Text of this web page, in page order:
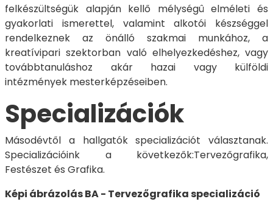
felkészültségük alapján kellő mélységû elméleti és
gyakorlati ismerettel, valamint alkotói készséggel
rendelkeznek az önálló szakmai munkához, a
kreatívipari szektorban való elhelyezkedéshez, vagy
továbbtanuláshoz akár hazai vagy külföldi
intézmények mesterképzéseiben.
Specializációk
Másodévtől a hallgatók specializációt választanak.
Specializációink a következők:Tervezőgrafika,
Festészet és Grafika.
Képi ábrázolás BA - Tervezőgrafika specializáció